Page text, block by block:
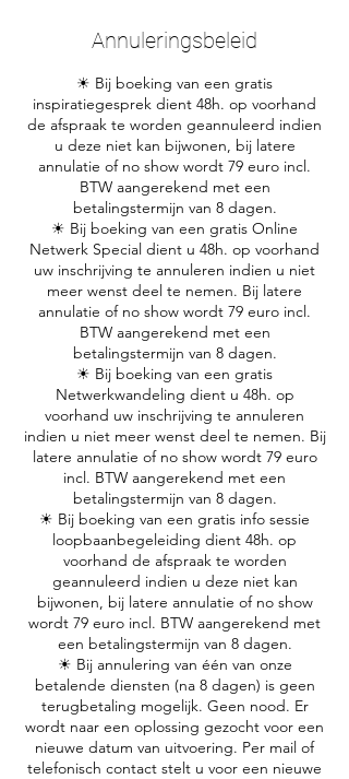
Annuleringsbeleid
☀ Bij boeking van een gratis
inspiratiegesprek dient 48h. op voorhand
de afspraak te worden geannuleerd indien
u deze niet kan bijwonen, bij latere
annulatie of no show wordt 79 euro incl.
BTW aangerekend met een
betalingstermijn van 8 dagen.
☀ Bij boeking van een gratis Online
Netwerk Special dient u 48h. op voorhand
uw inschrijving te annuleren indien u niet
meer wenst deel te nemen. Bij latere
annulatie of no show wordt 79 euro incl.
BTW aangerekend met een
betalingstermijn van 8 dagen.
☀ Bij boeking van een gratis
Netwerkwandeling dient u 48h. op
voorhand uw inschrijving te annuleren
indien u niet meer wenst deel te nemen. Bij
latere annulatie of no show wordt 79 euro
incl. BTW aangerekend met een
betalingstermijn van 8 dagen.
☀ Bij boeking van een gratis info sessie
loopbaanbegeleiding dient 48h. op
voorhand de afspraak te worden
geannuleerd indien u deze niet kan
bijwonen, bij latere annulatie of no show
wordt 79 euro incl. BTW aangerekend met
een betalingstermijn van 8 dagen.
☀ Bij annulering van één van onze
betalende diensten (na 8 dagen) is geen
terugbetaling mogelijk. Geen nood. Er
wordt naar een oplossing gezocht voor een
nieuwe datum van uitvoering. Per mail of
telefonisch contact stelt u voor een nieuwe